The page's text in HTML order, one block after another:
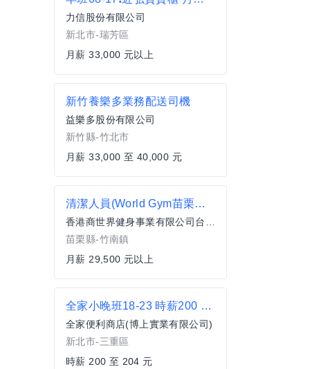
力信股份有限公司
新北市-瑞芳區
月薪 33,000 元以上
新竹養樂多業務配送司機
益樂多股份有限公司
新竹縣-竹北市
月薪 33,000 至 40,000 元
清潔人員(World Gym苗栗竹南店)
香港商世界健身事業有限公司台灣分公司
苗栗縣-竹南鎮
月薪 29,500 元以上
全家小晚班18-23 時薪200 三重興南
全家便利商店(博上實業有限公司)
新北市-三重區
時薪 200 至 204 元